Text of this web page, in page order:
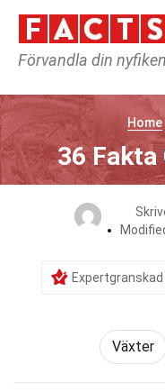
Förvandla din
Home
36 Fakta
Expertgranskad
Växter